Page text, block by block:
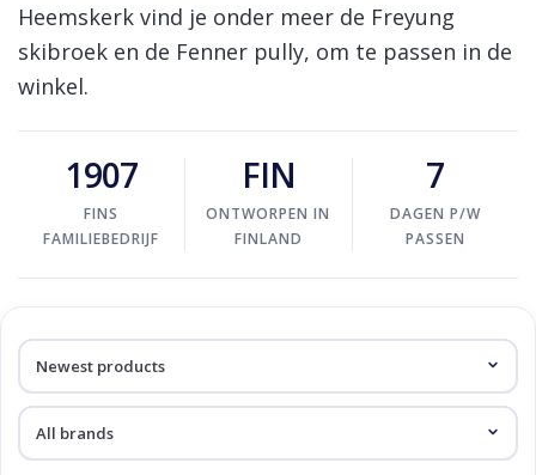
Heemskerk vind je onder meer de Freyung
skibroek en de Fenner pully, om te passen in de
winkel.
1907
FINS
FAMILIEBEDRIJF
FIN
ONTWORPEN IN
FINLAND
7
DAGEN P/W
PASSEN